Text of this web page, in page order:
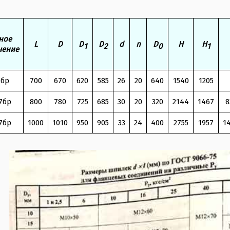
с цилиндрическими, шаровыми или эллиптическими
изготовлены с плоскими стенками.
параллельные с невыдвижным шпинделем фланцевые
для воды рабо­чей температурой до 120°С.
L D D1 D2 d n D0 H H1
700 670 620 585 26 20 640 1540 1205
800 780 725 685 30 20 320 2144 1467
1000 1010 950 905 33 24 400 2755 1957